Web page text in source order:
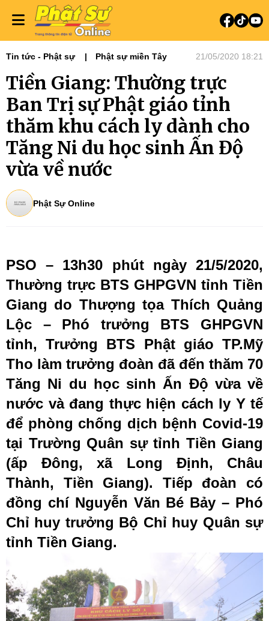
Tin tức - Phật sự Phật sự miền Tây 21/05/2020 18:21
Tiền Giang: Thường trực
Ban Trị sự Phật giáo tỉnh
thăm khu cách ly dành cho
Tăng Ni du học sinh Ấn Độ
vừa về nước
Phật Sự Online
PSO – 13h30 phút ngày 21/5/2020,
Thường trực BTS GHPGVN tỉnh Tiền
Giang do Thượng tọa Thích Quảng
Lộc – Phó trưởng BTS GHPGVN
tỉnh, Trưởng BTS Phật giáo TP.Mỹ
Tho làm trưởng đoàn đã đến thăm 70
Tăng Ni du học sinh Ấn Độ vừa về
nước và đang thực hiện cách ly Y tế
để phòng chống dịch bệnh Covid-19
tại Trường Quân sự tỉnh Tiền Giang
(ấp Đông, xã Long Định, Châu
Thành, Tiền Giang). Tiếp đoàn có
đồng chí Nguyễn Văn Bé Bảy – Phó
Chỉ huy trưởng Bộ Chỉ huy Quân sự
tỉnh Tiền Giang.